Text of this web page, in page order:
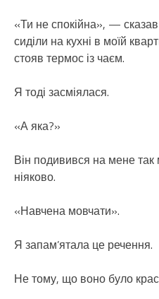
«Ти не спокійна», —
сиділи на кухні в моїй
стояв термос із чаєм.
Я тоді засміялася.
«А яка?»
Він подивився на мене так
ніяково.
«Навчена мовчати».
Я запам’ятала це речення.
Не тому, що воно було